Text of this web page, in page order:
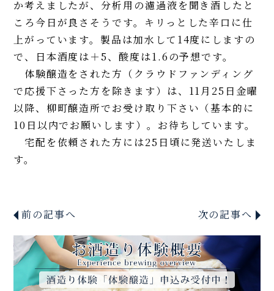
か考えましたが、分析用の濾過液を聞き酒したと
ころ今日が良さそうです。キリっとした辛口に仕
上がっています。製品は加水して14度にしますの
で、日本酒度は＋5、酸度は1.6の予想です。
体験醸造をされた方（クラウドファンディング
で応援下さった方を除きます）は、11月25日金曜
以降、柳町醸造所でお受け取り下さい（基本的に
10日以内でお願いします）。お待ちしています。
宅配を依頼された方には25日頃に発送いたしま
す。
前の記事へ 次の記事へ